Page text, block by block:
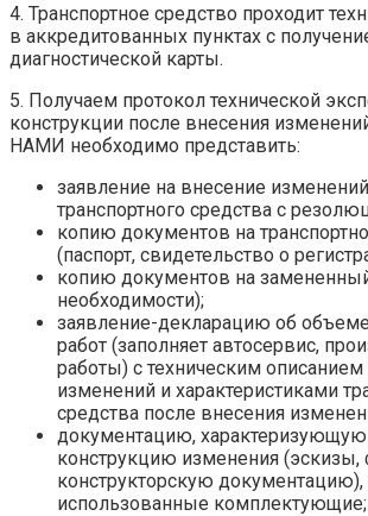
4. Транспортное средство проходит
в аккредитованных пунктах с
диагностической карты.
5. Получаем протокол технической
конструкции после внесения
НАМИ необходимо представить:
заявление на внесение
транспортного средства с
копию документов на
(паспорт, свидетельство о
копию документов на
необходимости);
заявление-декларацию об
работ (заполняет автосервис,
работы) с техническим
изменений и характеристиками
средства после внесения
документацию,
конструкцию изменения (эскизы,
конструкторскую
использованные комплектующие;